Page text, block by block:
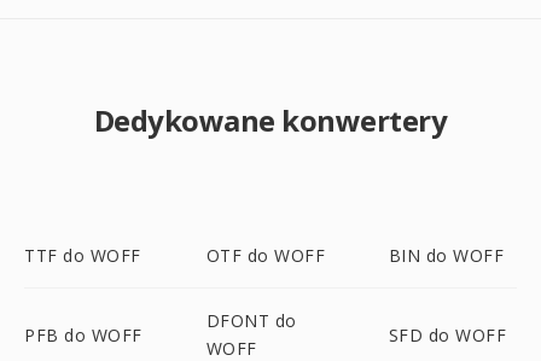
Dedykowane konwertery
TTF do WOFF OTF do WOFF BIN do WOFF
PFB do WOFF
DFONT do
WOFF
SFD do WOFF